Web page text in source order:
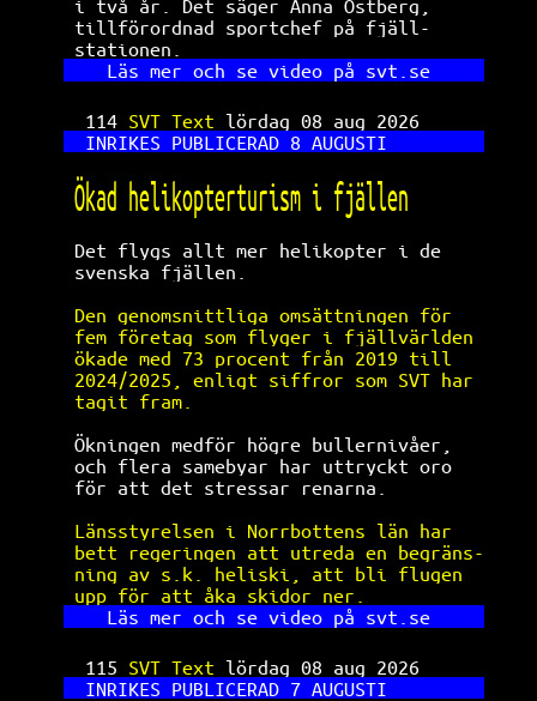
i två år. Det säger Anna Östberg,
tillförordnad sportchef på fjäll-
stationen.
Läs mer och se video på svt.se
114 SVT Text lördag 08 aug 2026
INRIKES PUBLICERAD 8 AUGUSTI
Ökad helikopterturism i fjällen
Det flygs allt mer helikopter i de
svenska fjällen.
Den genomsnittliga omsättningen för
fem företag som flyger i fjällvärlden
ökade med 73 procent från 2019 till
2024/2025, enligt siffror som SVT har
tagit fram.
Ökningen medför högre bullernivåer,
och flera samebyar har uttryckt oro
för att det stressar renarna.
Länsstyrelsen i Norrbottens län har
bett regeringen att utreda en begräns-
ning av s.k. heliski, att bli flugen
upp för att åka skidor ner.
Läs mer och se video på svt.se
115 SVT Text lördag 08 aug 2026
INRIKES PUBLICERAD 7 AUGUSTI